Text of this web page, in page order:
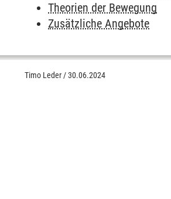
Theorien der Bewegung
Zusätzliche Angebote
Timo Leder /30.06.2024